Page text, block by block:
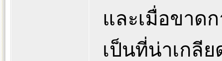
และเมื่อขาด
เป็นที่น่าเกลี